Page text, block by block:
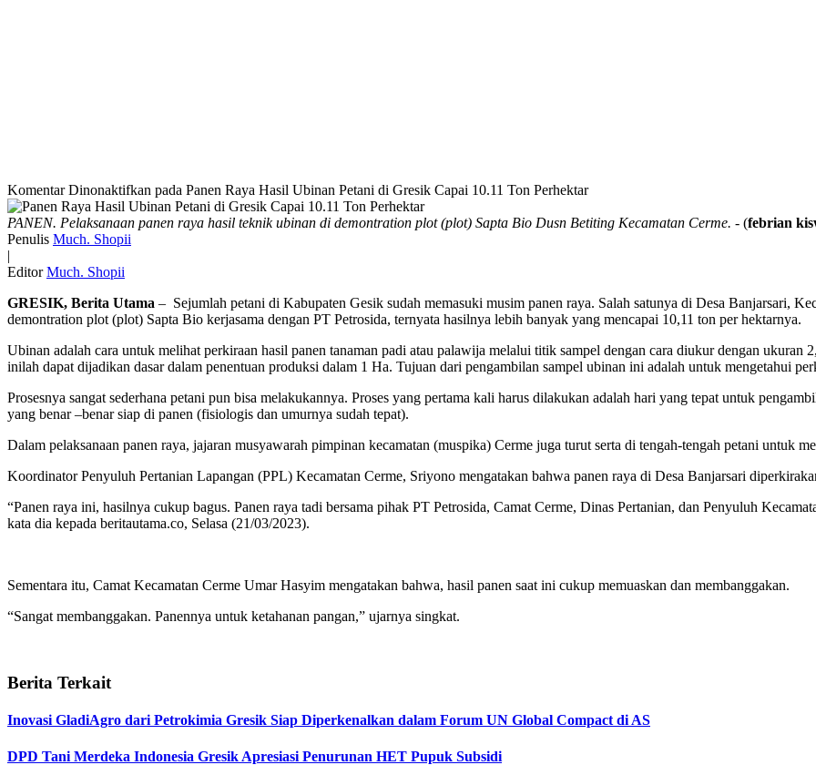
Komentar Dinonaktifkan pada Panen Raya Hasil Ubinan Petani di Gresik Capai 10.11 Ton Perhektar
PANEN. Pelaksanaan panen raya hasil teknik ubinan di demontration plot (plot) Sapta Bio Dusn Betiting Kecamatan Cerme. - (febrian
Penulis Much. Shopii
|
Editor Much. Shopii
GRESIK, Berita Utama – Sejumlah petani di Kabupaten Gesik sudah memasuki musim panen raya. Salah satunya di Desa Banjarsari,
demontration plot (plot) Sapta Bio kerjasama dengan PT Petrosida, ternyata hasilnya lebih banyak yang mencapai 10,11 ton per hektarnya.
Ubinan adalah cara untuk melihat perkiraan hasil panen tanaman padi atau palawija melalui titik sampel dengan cara diukur dengan
inilah dapat dijadikan dasar dalam penentuan produksi dalam 1 Ha. Tujuan dari pengambilan sampel ubinan ini adalah untuk mengetahui
Prosesnya sangat sederhana petani pun bisa melakukannya. Proses yang pertama kali harus dilakukan adalah hari yang tepat untuk
yang benar –benar siap di panen (fisiologis dan umurnya sudah tepat).
Dalam pelaksanaan panen raya, jajaran musyawarah pimpinan kecamatan (muspika) Cerme juga turut serta di tengah-tengah petani untuk
Koordinator Penyuluh Pertanian Lapangan (PPL) Kecamatan Cerme, Sriyono mengatakan bahwa panen raya di Desa Banjarsari
“Panen raya ini, hasilnya cukup bagus. Panen raya tadi bersama pihak PT Petrosida, Camat Cerme, Dinas Pertanian, dan Penyuluh
kata dia kepada beritautama.co, Selasa (21/03/2023).
Sementara itu, Camat Kecamatan Cerme Umar Hasyim mengatakan bahwa, hasil panen saat ini cukup memuaskan dan membanggakan.
“Sangat membanggakan. Panennya untuk ketahanan pangan,” ujarnya singkat.
Berita Terkait
Inovasi GladiAgro dari Petrokimia Gresik Siap Diperkenalkan dalam Forum UN Global Compact di AS
DPD Tani Merdeka Indonesia Gresik Apresiasi Penurunan HET Pupuk Subsidi